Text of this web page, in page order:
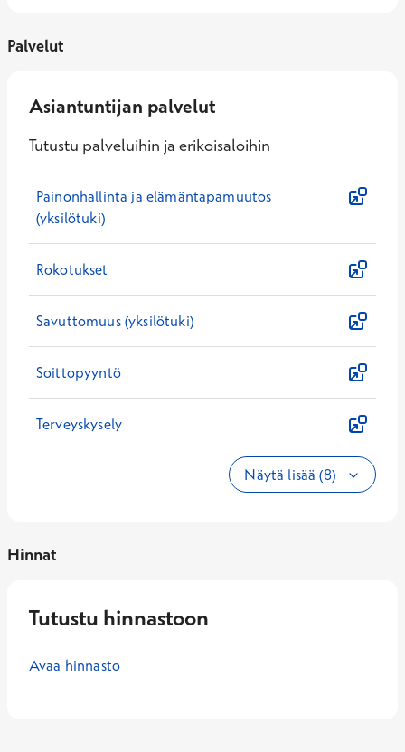
Palvelut
Asiantuntijan palvelut
Tutustu palveluihin ja erikoisaloihin
Painonhallinta ja elämäntapamuutos
(yksilötuki)
Rokotukset
Savuttomuus (yksilötuki)
Soittopyyntö
Terveyskysely
Näytä lisää (8)
Hinnat
Tutustu hinnastoon
Avaa hinnasto